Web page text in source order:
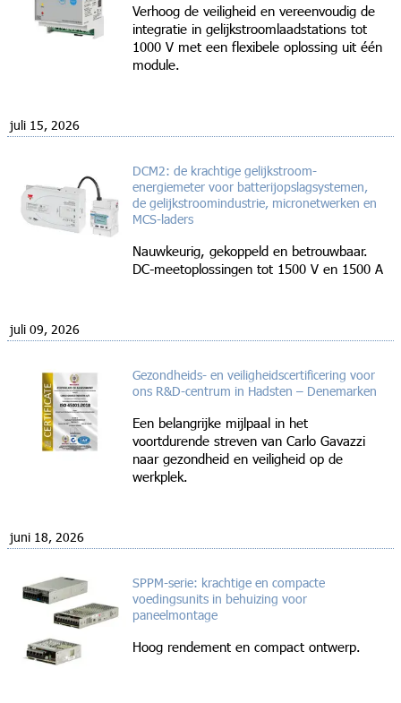
Verhoog de veiligheid en vereenvoudig de
integratie in gelijkstroomlaadstations tot
1000 V met een flexibele oplossing uit één
module.
juli 15, 2026
DCM2: de krachtige gelijkstroom-
energiemeter voor batterijopslagsystemen,
de gelijkstroomindustrie, micronetwerken en
MCS-laders
Nauwkeurig, gekoppeld en betrouwbaar.
DC-meetoplossingen tot 1500 V en 1500 A
juli 09, 2026
Gezondheids- en veiligheidscertificering voor
ons R&D-centrum in Hadsten – Denemarken
Een belangrijke mijlpaal in het
voortdurende streven van Carlo Gavazzi
naar gezondheid en veiligheid op de
werkplek.
juni 18, 2026
SPPM-serie: krachtige en compacte
voedingsunits in behuizing voor
paneelmontage
Hoog rendement en compact ontwerp.